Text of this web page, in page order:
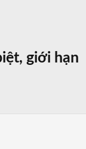
giới hạn